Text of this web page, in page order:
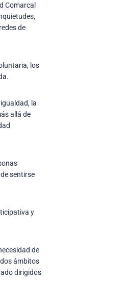
Comarcal
de
los
la
allá de
sentirse
y
de
ámbitos
dirigidos